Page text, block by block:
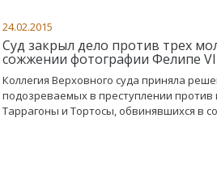
24.02.2015
Суд закрыл дело против трех
сожжении фотографии Фелипе VI
Коллегия Верховного суда приняла
подозреваемых в преступлении
Таррагоны и Тортосы, обвинявшихся в